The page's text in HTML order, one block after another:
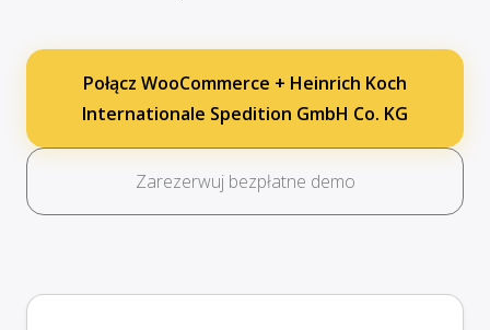
Połącz WooCommerce + Heinrich Koch
Internationale Spedition GmbH Co. KG
Zarezerwuj bezpłatne demo